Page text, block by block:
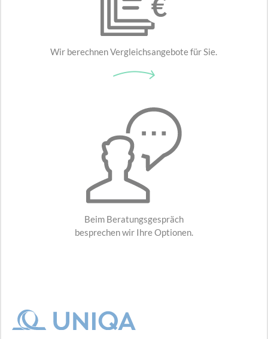
Wir berechnen Vergleichsangebote für Sie.
Beim Beratungsgespräch
besprechen wir Ihre Optionen.